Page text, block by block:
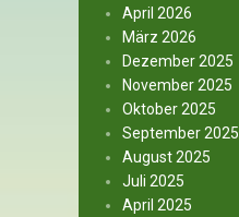
April 2026
März 2026
Dezember 2025
November 2025
Oktober 2025
September 2025
August 2025
Juli 2025
April 2025